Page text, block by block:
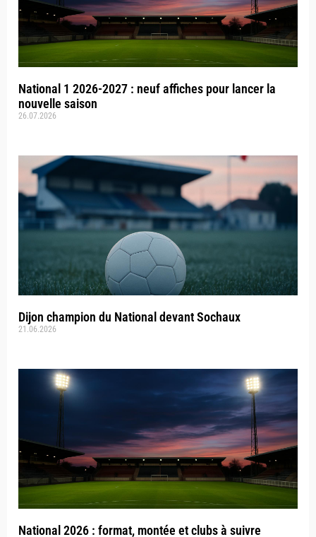
National 1 2026-2027 : neuf affiches pour lancer la
nouvelle saison
26.07.2026
Dijon champion du National devant Sochaux
21.06.2026
National 2026 : format, montée et clubs à suivre